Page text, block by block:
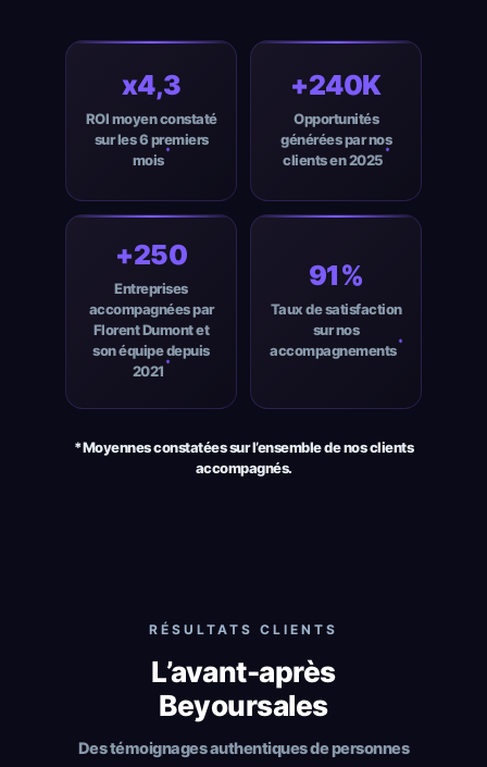
x4,3
ROI moyen constaté
sur les 6 premiers
mois
*
+240K
Opportunités
générées par nos
clients en 2025
*
+250
Entreprises
accompagnées par
Florent Dumont et
son équipe depuis
2021
*
91%
Taux de satisfaction
sur nos
accompagnements
*
*Moyennes constatées sur l’ensemble de nos clients
accompagnés.
RÉSULTATS CLIENTS
L’avant-après
Beyoursales
Des témoignages authentiques de personnes